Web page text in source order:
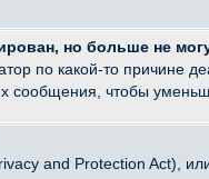
но больше не
по какой-то причине
чтобы
and Protection Act),